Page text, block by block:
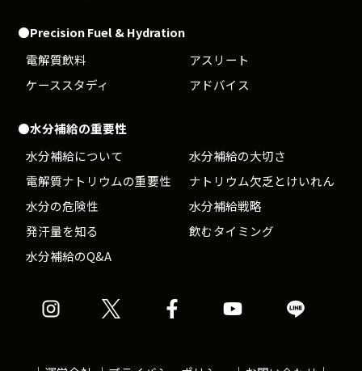
●Precision Fuel & Hydration
電解質飲料
アスリート
ケーススタディ
アドバイス
●水分補給の重要性
水分補給について
水分補給の大切さ
電解質ナトリウムの重要性
ナトリウム欠乏とけいれん
水分の危険性
水分補給戦略
発汗量を知る
飲むタイミング
水分補給のQ&A
Precision
式
Precision
式
Precision
式
Precision
Precision
式